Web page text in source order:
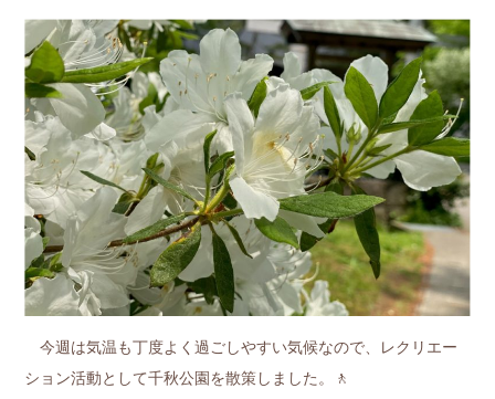
今週は気温も丁度よく過ごしやすい気候なので、レクリエー
ション活動として千秋公園を散策しました。🚶